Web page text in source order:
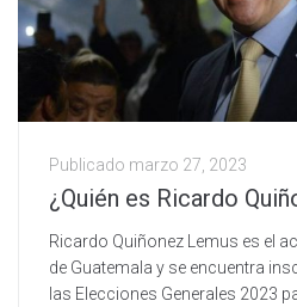
Publicado marzo 27, 2023
¿Quién es Ricardo
Ricardo Quiñonez Lemus es el
de Guatemala y se encuentra
las Elecciones Generales 2023